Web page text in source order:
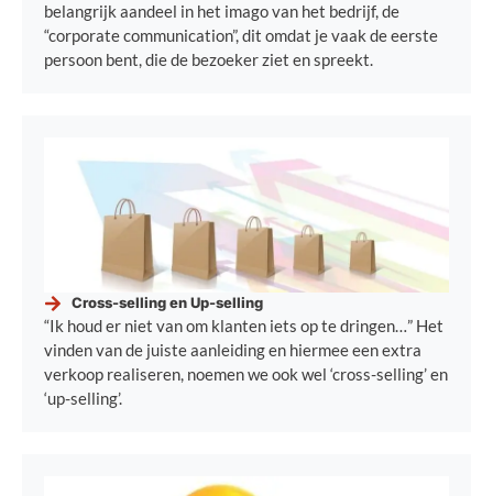
belangrijk aandeel in het imago van het bedrijf, de
“corporate communication”, dit omdat je vaak de eerste
persoon bent, die de bezoeker ziet en spreekt.
Cross-selling en Up-selling
“Ik houd er niet van om klanten iets op te dringen…” Het
vinden van de juiste aanleiding en hiermee een extra
verkoop realiseren, noemen we ook wel ‘cross-selling’ en
‘up-selling’.